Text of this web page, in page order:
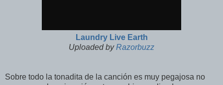
Laundry Live Earth
Uploaded byRazorbuzz
Sobre todo la tonadita de la canción es muy pegajosa no